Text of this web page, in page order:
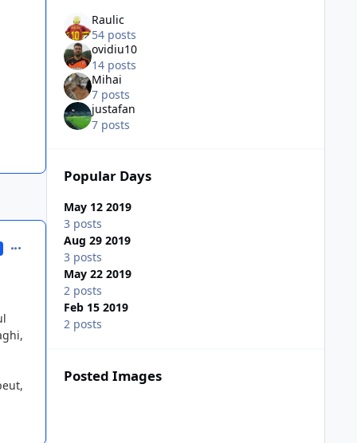
comment_371104
Raulic
54 posts
ovidiu10
14 posts
Mihai
7 posts
justafan
7 posts
Popular Days
May 12 2019
3 posts
Aug 29 2019
3 posts
May 22 2019
2 posts
Feb 15 2019
2 posts
Posted Images